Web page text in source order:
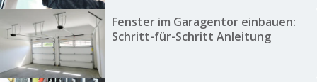
Fenster im Garagentor einbauen:
Schritt-für-Schritt Anleitung